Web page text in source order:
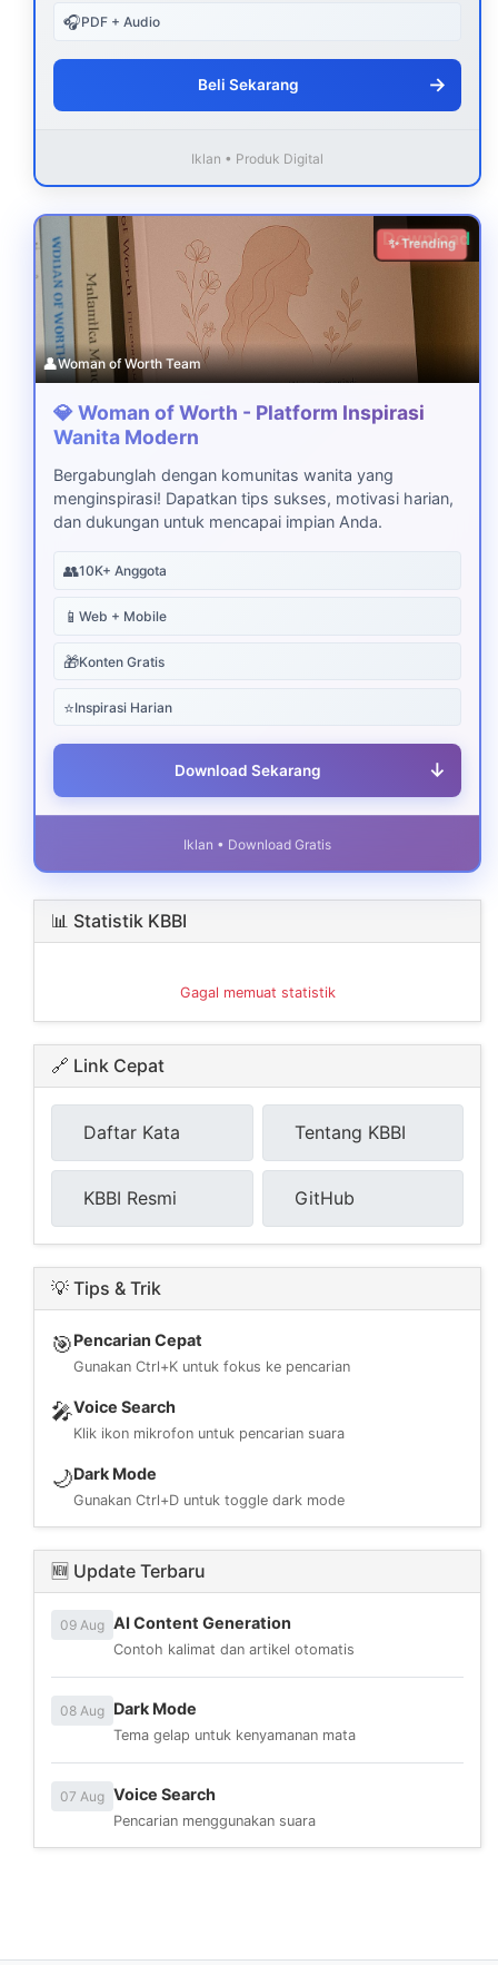
🎧PDF + Audio
Beli Sekarang →
Iklan • Produk Digital
Download
✨ Trending
👤Woman of Worth Team
💎 Woman of Worth - Platform Inspirasi
Wanita Modern
Bergabunglah dengan komunitas wanita yang
menginspirasi! Dapatkan tips sukses, motivasi harian,
dan dukungan untuk mencapai impian Anda.
👥10K+ Anggota
📱 Web + Mobile
🎁Konten Gratis
⭐Inspirasi Harian
Download Sekarang ↓
Iklan • Download Gratis
📊 Statistik KBBI
Gagal memuat statistik
🔗 Link Cepat
Daftar Kata Tentang KBBI
KBBI Resmi GitHub
💡 Tips & Trik
🎯Pencarian Cepat
Gunakan Ctrl+K untuk fokus ke pencarian
🎤Voice Search
Klik ikon mikrofon untuk pencarian suara
🌙Dark Mode
Gunakan Ctrl+D untuk toggle dark mode
🆕 Update Terbaru
09 Aug AI Content Generation
Contoh kalimat dan artikel otomatis
08 Aug Dark Mode
Tema gelap untuk kenyamanan mata
07 Aug Voice Search
Pencarian menggunakan suara